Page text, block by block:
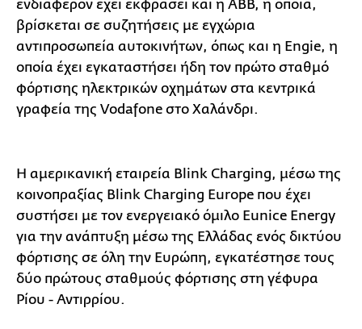
ενδιαφέρον έχει εκφράσει και η ΑΒΒ, η οποία,
βρίσκεται σε συζητήσεις με εγχώρια
αντιπροσωπεία αυτοκινήτων, όπως και η Εngie, η
οποία έχει εγκαταστήσει ήδη τον πρώτο σταθμό
φόρτισης ηλεκτρικών οχημάτων στα κεντρικά
γραφεία της Vodafone στο Χαλάνδρι.
Η αμερικανική εταιρεία Blink Charging, μέσω της
κοινοπραξίας Blink Charging Europe που έχει
συστήσει με τον ενεργειακό όμιλο Εunice Energy
για την ανάπτυξη μέσω της Ελλάδας ενός δικτύου
φόρτισης σε όλη την Ευρώπη, εγκατέστησε τους
δύο πρώτους σταθμούς φόρτισης στη γέφυρα
Ρίου - Αντιρρίου.